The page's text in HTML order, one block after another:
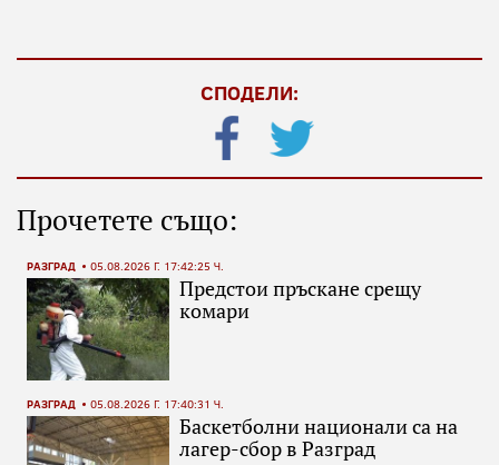
СПОДЕЛИ:
Прочетете също:
РАЗГРАД 05.08.2026 Г. 17:42:25 Ч.
Предстои пръскане срещу
комари
РАЗГРАД 05.08.2026 Г. 17:40:31 Ч.
Баскетболни национали са на
лагер-сбор в Разград